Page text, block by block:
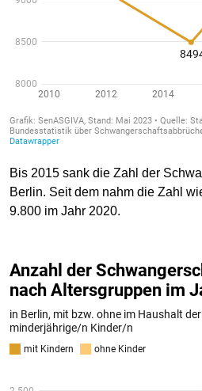
Bis 2015 sank die Zahl der
Berlin. Seit dem nahm die Zahl
9.800 im Jahr 2020.